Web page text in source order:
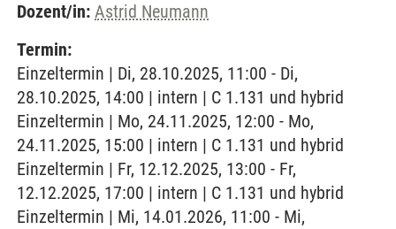
Dozent/in: Astrid Neumann
Termin:
Einzeltermin | Di, 28.10.2025, 11:00 - Di,
28.10.2025, 14:00 | intern | C 1.131 und hybrid
Einzeltermin | Mo, 24.11.2025, 12:00 - Mo,
24.11.2025, 15:00 | intern | C 1.131 und hybrid
Einzeltermin | Fr, 12.12.2025, 13:00 - Fr,
12.12.2025, 17:00 | intern | C 1.131 und hybrid
Einzeltermin | Mi, 14.01.2026, 11:00 - Mi,